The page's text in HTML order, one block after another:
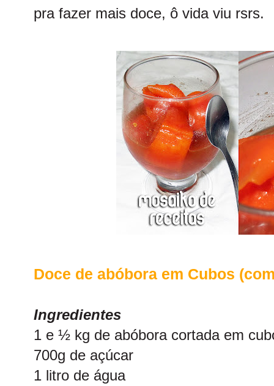
pra fazer mais doce, ô vida viu rsrs.
Doce de abóbora em Cubos
Ingredientes
1 e ½ kg de abóbora cortada em
700g de açúcar
1 litro de água